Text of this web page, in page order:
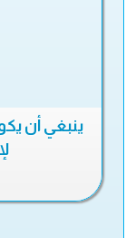
ينبغي أن